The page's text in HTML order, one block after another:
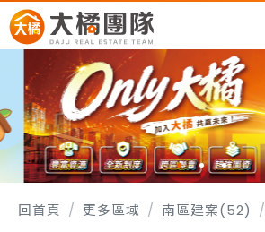
回首頁 更多區域 南區建案(52)